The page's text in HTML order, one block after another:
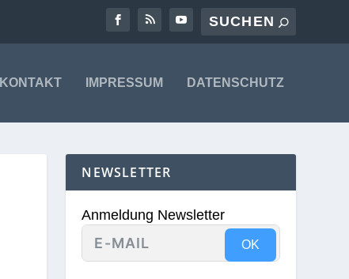
KONTAKT IMPRESSUM DATENSCHUTZ
NEWSLETTER
Anmeldung Newsletter
OK